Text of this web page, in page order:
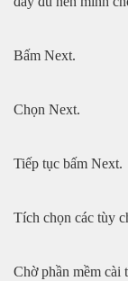
Bấm Next.
Chọn Next.
Tiếp tục bấm Next.
Tích chọn các tùy
Chờ phần mềm cài